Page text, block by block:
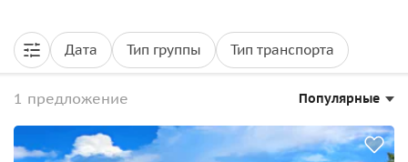
Дата Тип группы Тип транспорта
1 предложение Популярные